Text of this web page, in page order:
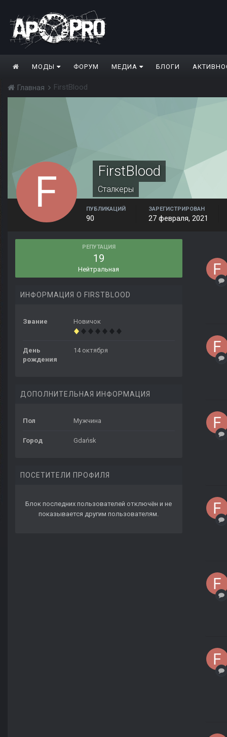
МОДЫ ФОРУМ МЕДИА БЛОГИ
Главная FirstBlood
FirstBlood
Сталкеры
ПУБЛИКАЦИЙ
90
ЗАРЕГИСТРИРОВАН
27 февраля, 2021
РЕПУТАЦИЯ
19
Нейтральная
ИНФОРМАЦИЯ О FIRSTBLOOD
Звание Новичок
День
рождения
14 октября
ДОПОЛНИТЕЛЬНАЯ ИНФОРМАЦИЯ
Пол Мужчина
Город Gdańsk
ПОСЕТИТЕЛИ ПРОФИЛЯ
Блок последних пользователей отключён и не
показывается другим пользователям.